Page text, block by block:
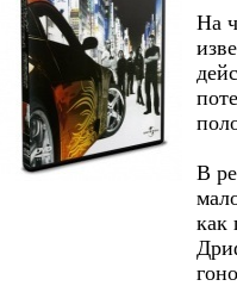
На
В
как